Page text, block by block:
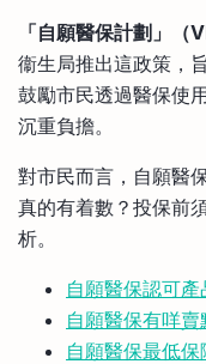
比較定存利
信用卡
比較各種最
手機App與理財資訊
商業解決方案
企業服務
「自願醫保計劃」（
衞生局推出這政策，
鼓勵市民透過醫保使
沉重負擔。
對市民而言，自願醫
真的有着數？投保前
析。
自願醫保認可產
自願醫保有咩賣
自願醫保最低保